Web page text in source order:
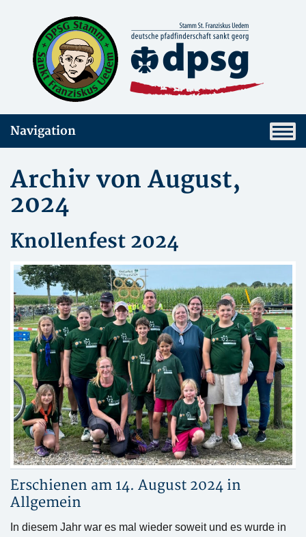
Navigation
Archiv von August,
2024
Knollenfest 2024
Erschienen am 14. August 2024 in
Allgemein
In diesem Jahr war es mal wieder soweit und es wurde in